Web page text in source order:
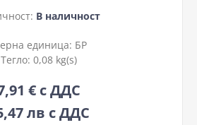
В наличност
единица: БР
Тегло: 0,08 kg(s)
€ с ДДС
лв с ДДС